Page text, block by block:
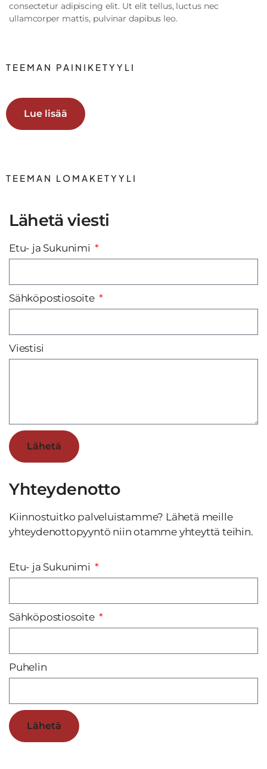
consectetur adipiscing elit. Ut elit tellus, luctus nec
ullamcorper mattis, pulvinar dapibus leo.
TEEMAN PAINIKETYYLI
Lue lisää
TEEMAN LOMAKETYYLI
Lähetä viesti
Etu- ja Sukunimi
Sähköpostiosoite
Viestisi
Lähetä
Yhteydenotto
Kiinnostuitko palveluistamme? Lähetä meille
yhteydenottopyyntö niin otamme yhteyttä teihin.
Etu- ja Sukunimi
Sähköpostiosoite
Puhelin
Lähetä